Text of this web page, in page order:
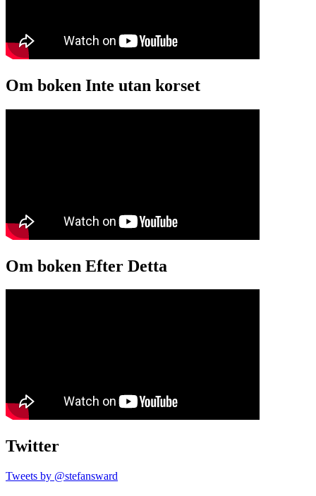
Om boken Inte utan korset
Om boken Efter Detta
Twitter
Tweets by @stefansward